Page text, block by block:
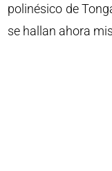
polinésico de
se hallan ahora